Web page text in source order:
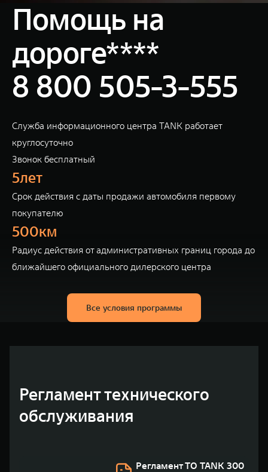
Помощь на
дороге****
8 800 505-3-555
Служба информационного центра TANK работает
круглосуточно
Звонок бесплатный
5лет
Cрок действия с даты продажи автомобиля первому
покупателю
500км
Радиус действия от административных границ города до
ближайшего официального дилерского центра
Все условия программы
Регламент технического
обслуживания
Регламент ТО TANK 300